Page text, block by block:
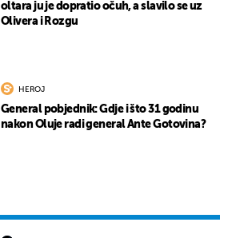
oltara ju je dopratio očuh, a slavilo se uz
Olivera i Rozgu
HEROJ
General pobjednik: Gdje i što 31 godinu
nakon Oluje radi general Ante Gotovina?